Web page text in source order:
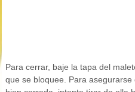
Para cerrar, baje la tapa del
que se bloquee. Para